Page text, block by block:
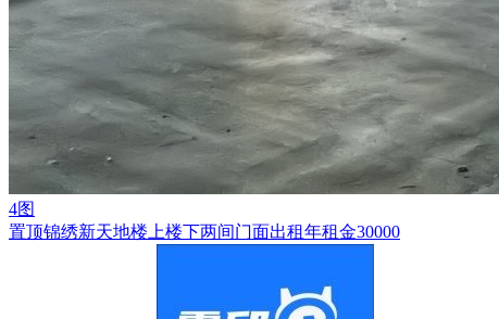
4图
置顶锦绣新天地楼上楼下两间门面出租年租金30000